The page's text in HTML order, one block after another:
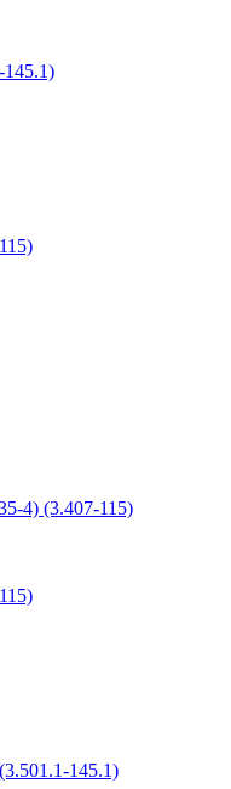
145.1)
4) (3.407-115)
145.1)